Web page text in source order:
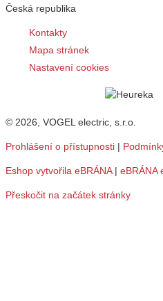
Česká republika
Kontakty
Mapa stránek
Nastavení cookies
© 2026, VOGEL electric, s.r.o.
Prohlášení o přístupnosti |
Eshop vytvořila eBRÁNA| eBRÁNA
Přeskočit na začátek stránky